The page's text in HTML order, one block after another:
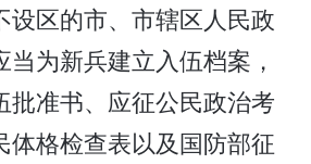
设区的市、市辖区人民政
为新兵建立入伍档案，
批准书、应征公民政治考
体格检查表以及国防部征